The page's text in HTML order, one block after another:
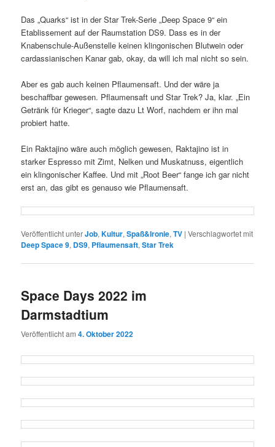
Das „Quarks“ ist in der Star Trek-Serie „Deep Space 9“ ein
Etablissement auf der Raumstation DS9. Dass es in der
Knabenschule-Außenstelle keinen klingonischen Blutwein oder
cardassianischen Kanar gab, okay, da will ich mal nicht so sein.
Aber es gab auch keinen Pflaumensaft. Und der wäre ja
beschaffbar gewesen. Pflaumensaft und Star Trek? Ja, klar. „Ein
Getränk für Krieger“, sagte dazu Lt Worf, nachdem er ihn mal
probiert hatte.
Ein Raktajino wäre auch möglich gewesen, Raktajino ist in
starker Espresso mit Zimt, Nelken und Muskatnuss, eigentlich
ein klingonischer Kaffee. Und mit „Root Beer“ fange ich gar nicht
erst an, das gibt es genauso wie Pflaumensaft.
Veröffentlicht unterJob,Kultur,Spaß&Ironie,TV |Verschlagwortet mit
Deep Space 9, DS9, Pflaumensaft,Star Trek
Space Days 2022 im
Darmstadtium
Veröffentlicht am4. Oktober 2022